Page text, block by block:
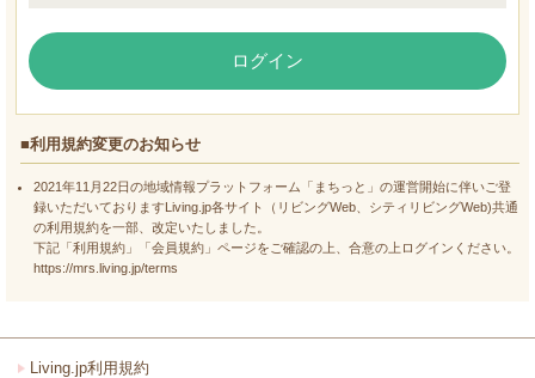
ログイン
■利用規約変更のお知らせ
2021年11月22日の地域情報プラットフォーム「まちっと」の運営開始に伴いご登
録いただいておりますLiving.jp各サイト（リビングWeb、シティリビングWeb)共通
の利用規約を一部、改定いたしました。
下記「利用規約」「会員規約」ページをご確認の上、合意の上ログインください。
https://mrs.living.jp/terms
Living.jp利用規約